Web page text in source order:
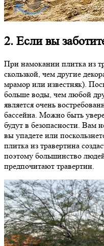
2. Если вы
При намокании плитка из
скользкой, чем другие
мрамор или известняк).
больше воды, чем любой
является очень
бассейна. Можно быть
будут в безопасности. Вам
вы упадете или
плитка из травертина
поэтому большинство
предпочитают травертин.